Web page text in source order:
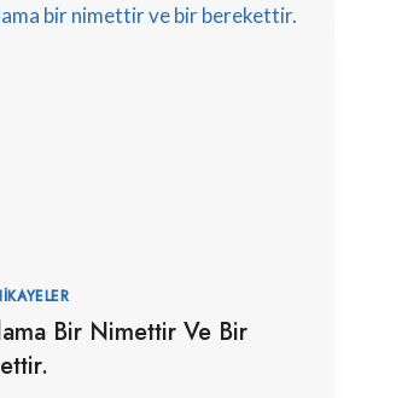
Bir Nimettir Ve Bir